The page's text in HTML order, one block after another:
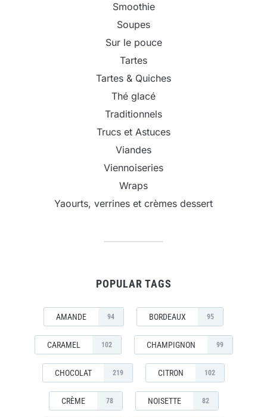
Smoothie
Soupes
Sur le pouce
Tartes
Tartes & Quiches
Thé glacé
Traditionnels
Trucs et Astuces
Viandes
Viennoiseries
Wraps
Yaourts, verrines et crèmes dessert
POPULAR TAGS
AMANDE 94 BORDEAUX 95
CARAMEL 102 CHAMPIGNON 99
CHOCOLAT 219 CITRON 102
CRÈME 78 NOISETTE 82